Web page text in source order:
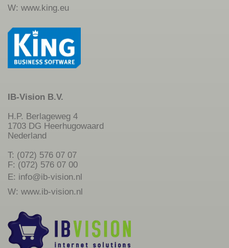
W: www.king.eu
IB-Vision B.V.
H.P. Berlageweg 4
1703 DG Heerhugowaard
Nederland
T: (072) 576 07 07
F: (072) 576 07 00
E: info@ib-vision.nl
W: www.ib-vision.nl